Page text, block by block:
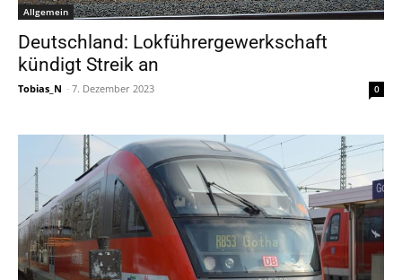
Allgemein
Deutschland: Lokführergewerkschaft
kündigt Streik an
Tobias_N - 7. Dezember 2023 0